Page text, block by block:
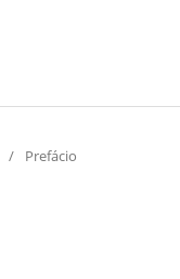
/ Prefácio